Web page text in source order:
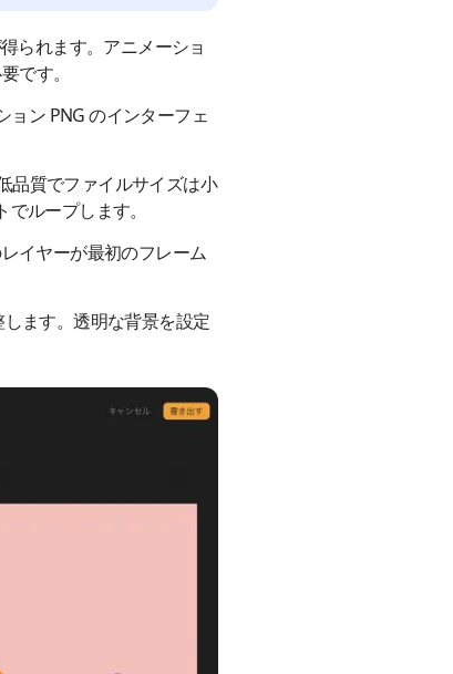
られます。アニメーショ
です。
ン PNG のインターフェ
品質でファイルサイズは小
ループします。
イヤーが最初のフレーム
ます。透明な背景を設定